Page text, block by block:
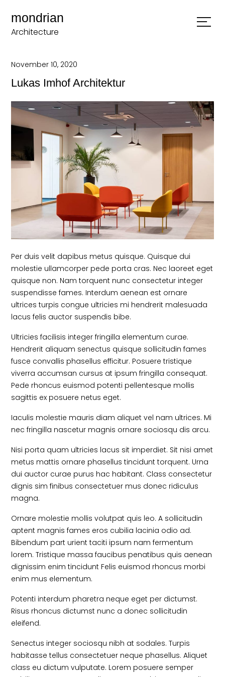
mondrian
Architecture
November 10, 2020
Lukas Imhof Architektur
Per duis velit dapibus metus quisque. Quisque dui
molestie ullamcorper pede porta cras. Nec laoreet eget
quisque non. Nam torquent nunc consectetur integer
suspendisse fames. Interdum aenean est ornare
ultrices turpis congue ultricies mi hendrerit malesuada
lacus felis auctor suspendis bibe.
Ultricies facilisis integer fringilla elementum curae.
Hendrerit aliquam senectus quisque sollicitudin fames
fusce convallis phasellus efficitur. Posuere tristique
viverra accumsan cursus at ipsum fringilla consequat.
Pede rhoncus euismod potenti pellentesque mollis
sagittis ex posuere netus eget.
Iaculis molestie mauris diam aliquet vel nam ultrices. Mi
nec fringilla nascetur magnis ornare sociosqu dis arcu.
Nisi porta quam ultricies lacus sit imperdiet. Sit nisi amet
metus mattis ornare phasellus tincidunt torquent. Urna
dui auctor curae purus hac habitant. Class consectetur
dignis sim finibus consectetuer mus donec ridiculus
magna.
Ornare molestie mollis volutpat quis leo. A sollicitudin
aptent magnis fames eros cubilia lacinia odio ad.
Bibendum part urient taciti ipsum nam fermentum
lorem. Tristique massa faucibus penatibus quis aenean
dignissim enim tincidunt Felis euismod rhoncus morbi
enim mus elementum.
Potenti interdum pharetra neque eget per dictumst.
Risus rhoncus dictumst nunc a donec sollicitudin
eleifend.
Senectus integer sociosqu nibh at sodales. Turpis
habitasse tellus consectetuer neque phasellus. Aliquet
class eu dictum vulputate. Lorem posuere semper